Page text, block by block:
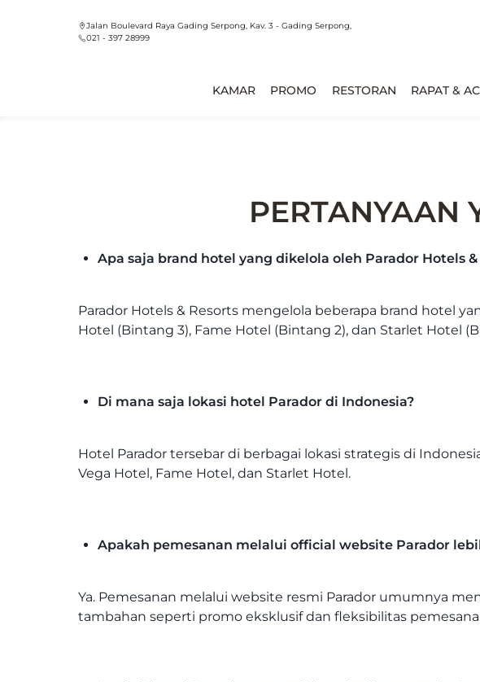
Jalan Boulevard Raya Gading Serpong, Kav. 3 - Gading Serpong,
021 - 397 28999
KAMAR PROMO RESTORAN RAPAT &
PERTANYAAN
Apa saja brand hotel yang dikelola oleh Parador Hotels &
Parador Hotels & Resorts mengelola beberapa brand hotel
Hotel (Bintang 3), Fame Hotel (Bintang 2), dan Starlet Hotel
Di mana saja lokasi hotel Parador di Indonesia?
Hotel Parador tersebar di berbagai lokasi strategis di
Vega Hotel, Fame Hotel, dan Starlet Hotel.
Apakah pemesanan melalui official website Parador
Ya. Pemesanan melalui website resmi Parador umumnya
tambahan seperti promo eksklusif dan fleksibilitas